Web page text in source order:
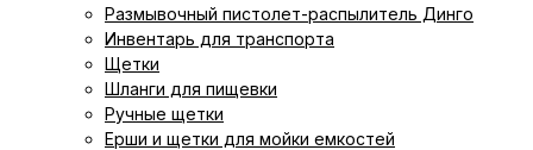
Размывочный пистолет-распылитель Динго
Инвентарь для транспорта
Щетки
Шланги для пищевки
Ручные щетки
Ерши и щетки для мойки емкостей